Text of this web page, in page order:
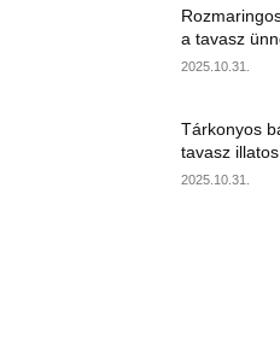
a tavasz
2025.10.31.
Tárkonyos
tavasz
2025.10.31.